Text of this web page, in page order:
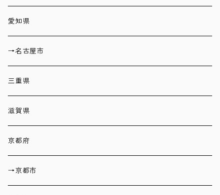
愛知県
→名古屋市
三重県
滋賀県
京都府
→京都市